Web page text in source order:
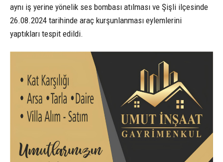
aynı iş yerine yönelik ses bombası atılması ve Şişli ilçesinde
26.08.2024 tarihinde araç kurşunlanması eylemlerini
yaptıkları tespit edildi.